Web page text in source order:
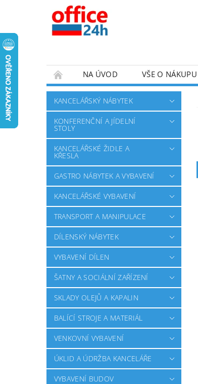
NA ÚVOD VŠE O NÁKUPU
KANCELÁŘSKÝ NÁBYTEK
KONFERENČNÍ A JÍDELNÍ
STOLY
KANCELÁŘSKÉ ŽIDLE A
KŘESLA
GASTRO NÁBYTEK A VYBAVENÍ
KANCELÁŘSKÉ VYBAVENÍ
TRANSPORT A MANIPULACE
DÍLENSKÝ NÁBYTEK
VYBAVENÍ DÍLEN
ŠATNY A SOCIÁLNÍ ZAŘÍZENÍ
SKLADY OLEJŮ A KAPALIN
BALÍCÍ STROJE A MATERIÁL
VENKOVNÍ VYBAVENÍ
ÚKLID A ÚDRŽBA KANCELÁŘE
VYBAVENÍ BUDOV